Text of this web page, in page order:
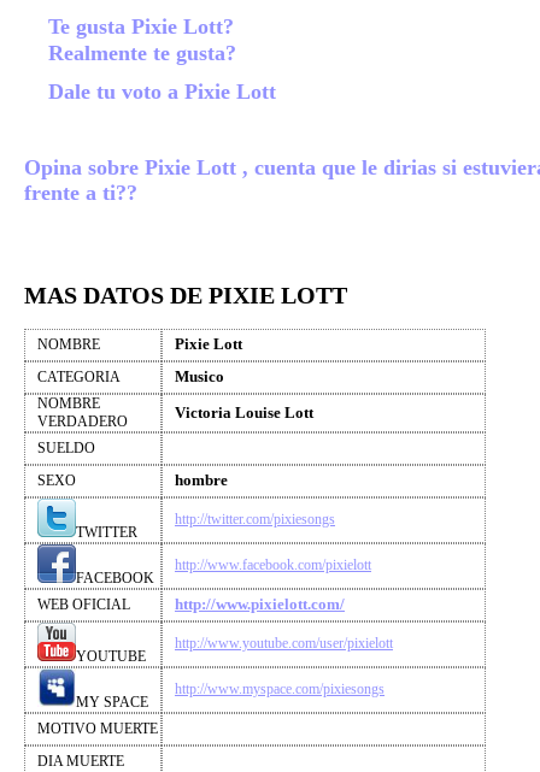
Te gusta Pixie Lott?
Realmente te gusta?
Dale tu voto a Pixie Lott
Opina sobre Pixie Lott , cuenta que le dirias si
frente a ti??
MAS DATOS DE PIXIE LOTT
NOMBRE Pixie Lott
CATEGORIA Musico
NOMBRE
VERDADERO
Victoria Louise Lott
SUELDO
SEXO
hombre
TWITTER
http://twitter.com/pixiesongs
FACEBOOK
http://www.facebook.com/pixielott
WEB OFICIAL http://www.pixielott.com/
YOUTUBE
http://www.youtube.com/user/pixielott
MY SPACE
http://www.myspace.com/pixiesongs
MOTIVO MUERTE
DIA MUERTE